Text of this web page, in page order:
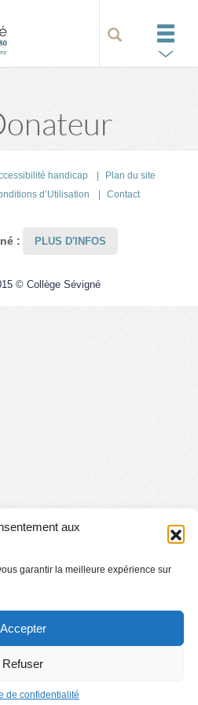
aux
garantir la meilleure expérience sur
Accepter
Refuser
de confidentialité
handicap
Plan du site
d’Utilisation
Contact
: PLUS D'INFOS
© Collège Sévigné